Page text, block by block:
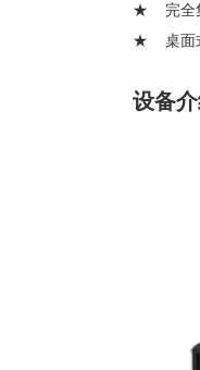
★ 完全
★ 桌面
设备